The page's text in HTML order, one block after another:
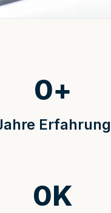
Erfahrung
0+
0K